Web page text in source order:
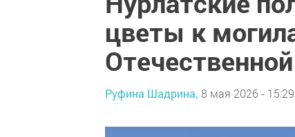
цветы к
Руфина Шадрина, 8 мая 2026 - 15:29